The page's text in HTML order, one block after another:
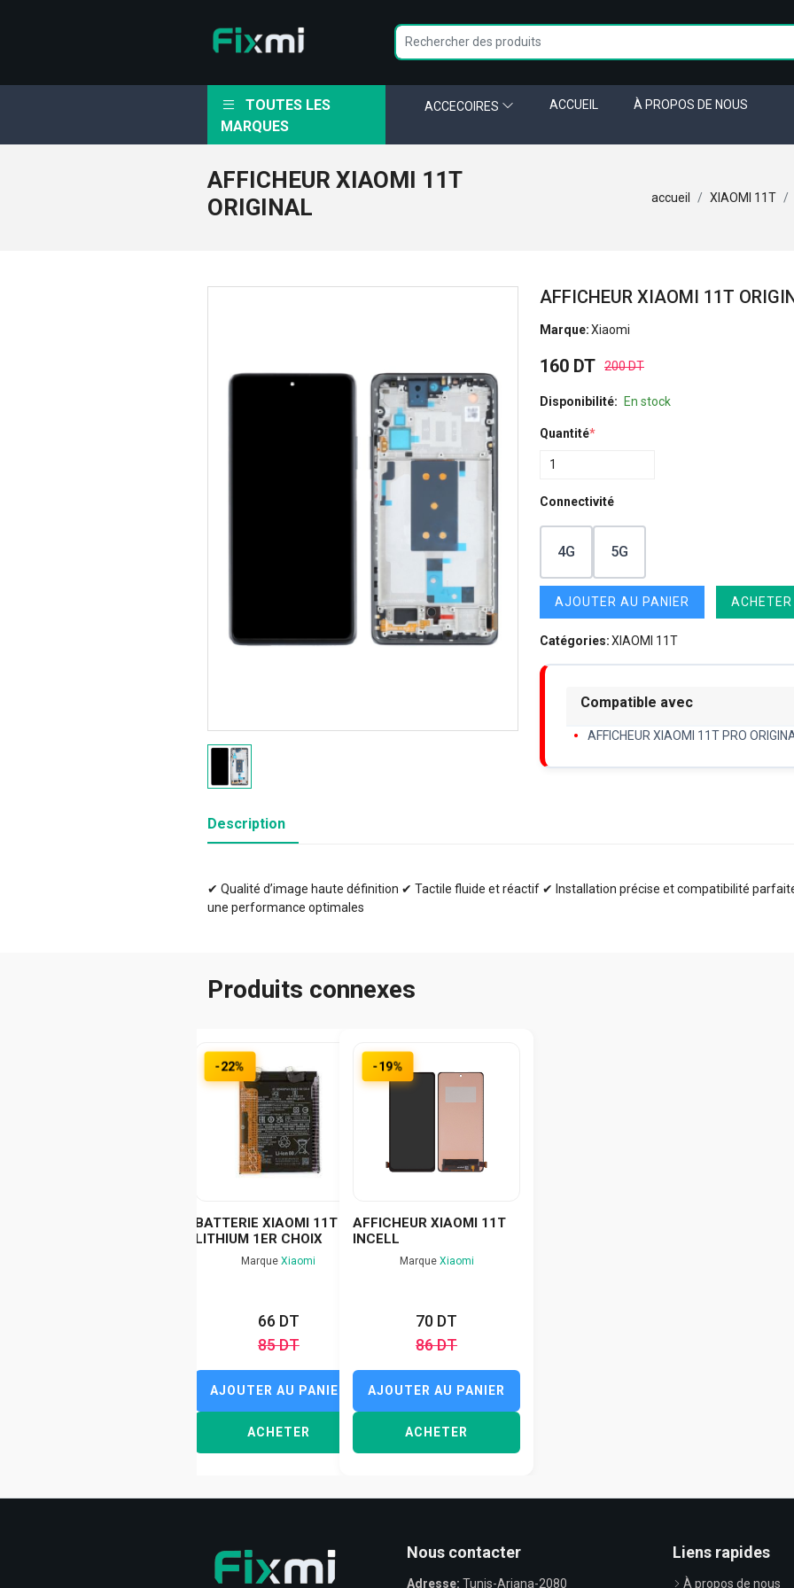
TOUTES LES
MARQUES
ACCECOIRES ACCUEIL À PROPOS DE NOUS
AFFICHEUR XIAOMI 11T
ORIGINAL
accueil XIAOMI 11T
AFFICHEUR XIAOMI 11T
Marque:Xiaomi
160 DT 200 DT
Disponibilité: En stock
Quantité*
Connectivité
4G 5G
AJOUTER AU PANIER ACHETER
Catégories:XIAOMI 11T
Compatible avec
AFFICHEUR XIAOMI 11T PRO
Description
✔ Qualité d’image haute définition ✔ Tactile fluide et réactif ✔ Installation précise et compatibilité
une performance optimales
Produits connexes
-22%
BATTERIE XIAOMI 11T
LITHIUM 1ER CHOIX
MarqueXiaomi
66 DT
85 DT
AJOUTER AU PANIER
ACHETER
-19%
AFFICHEUR XIAOMI 11T
INCELL
Marque Xiaomi
70 DT
86 DT
AJOUTER AU PANIER
ACHETER
Nous contacter
Adresse: Tunis-Ariana-2080
Liens rapides
À propos de nous